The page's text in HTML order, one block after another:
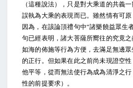
（這種說法），只是對大乘道的共義
誤執為大乘的表現而已。雖然情有可原
因為，在該論頂禮句中“諸樂饒益眾生
句已經表明，諸大菩薩所嚮往的究竟
如海的佈施等行為方便，去滿足無邊
的正行。但如果在此之前尚未現證空
他平等，從而無法使行為成為清淨之
性的前提要求）。